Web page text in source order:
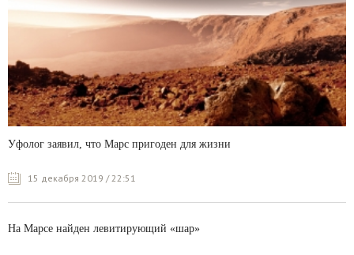
Уфолог заявил, что Марс пригоден для жизни
15 декабря 2019 / 22:51
На Марсе найден левитирующий «шар»